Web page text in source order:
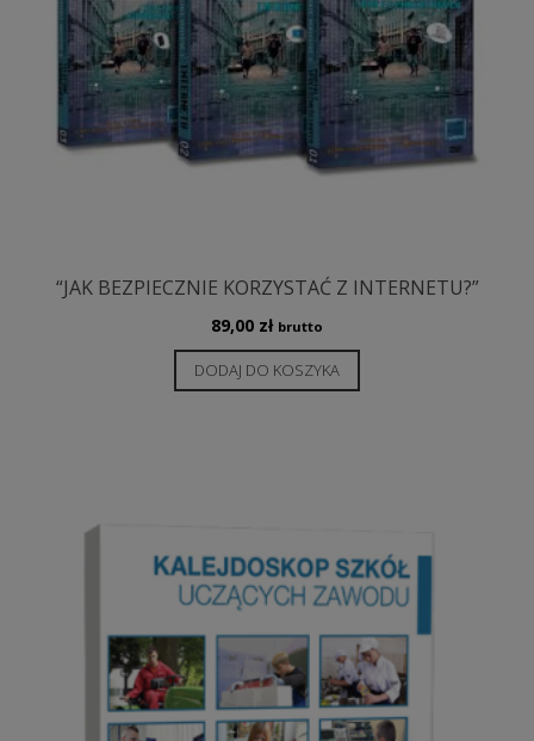
“JAK BEZPIECZNIE KORZYSTAĆ Z INTERNETU?”
89,00 zł brutto
DODAJ DO KOSZYKA